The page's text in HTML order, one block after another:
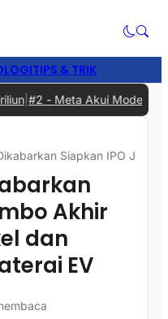
TIPS & TRIK
|#2 -Meta Akui Model AI
Siapkan IPO
Akhir
dan
EV